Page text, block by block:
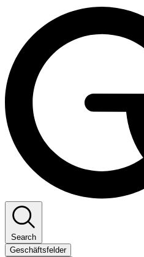
Search
Geschäftsfelder